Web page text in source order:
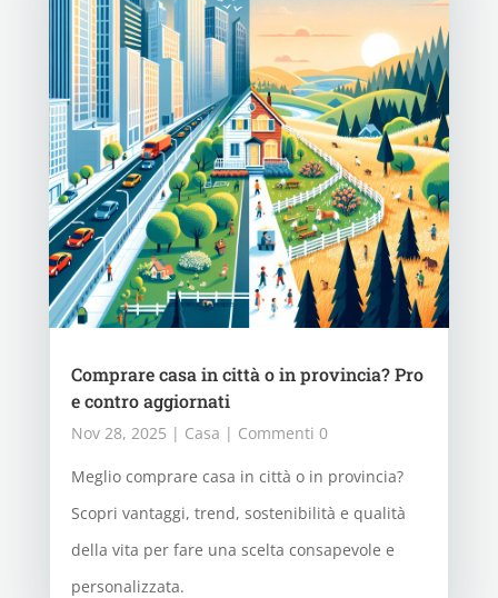
Comprare casa in città o in provincia? Pro
e contro aggiornati
Nov 28, 2025 | Casa | Commenti 0
Meglio comprare casa in città o in provincia?
Scopri vantaggi, trend, sostenibilità e qualità
della vita per fare una scelta consapevole e
personalizzata.